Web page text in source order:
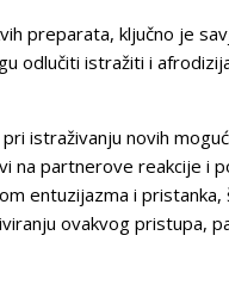
preparata, ključno je
odlučiti istražiti i
istraživanju novih
na partnerove reakcije i
entuzijazma i
ovakvog pristupa,